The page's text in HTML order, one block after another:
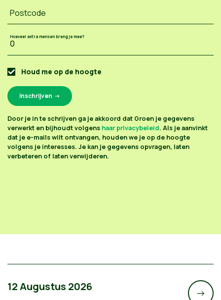
Postcode
Hoeveel extra mensen breng je mee?
Houd me op de hoogte
Door je in te schrijven ga je akkoord dat Groen je gegevens
verwerkt en bijhoudt volgens haar privacybeleid. Als je aanvinkt
dat je e-mails wilt ontvangen, houden we je op de hoogte
volgens je interesses. Je kan je gegevens opvragen, laten
verbeteren of laten verwijderen.
12 Augustus 2026 ->